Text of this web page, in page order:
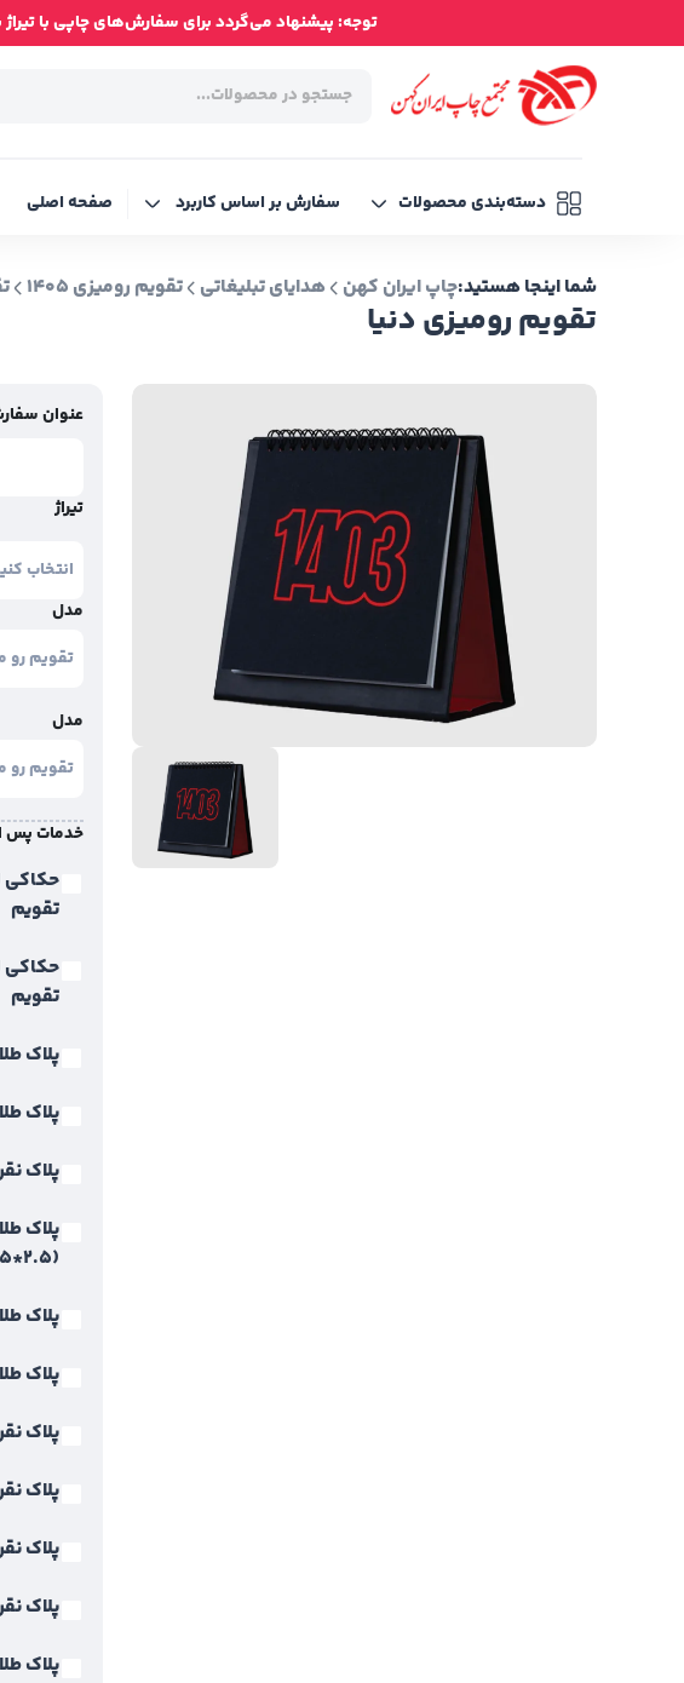
توجه: پیشنهاد می‌گردد برای سفارش‌های چاپی با تیراژ
دسته‌بندی محصولات سفارش بر اساس کاربرد صفحه اصلی
تقویم رومیزی دنیا
شما اینجا هستید:چاپ ایران کهن هدایای تبلیغاتی تقویم رومیزی 1405
عنوان
تیراژ
مدل
مدل
خدمات پس
حکاکی
تقویم
حکاکی
تقویم
پلاک
پلاک
پلاک
پلاک
(2.5*2.5)
پلاک
پلاک
پلاک
پلاک
پلاک
پلاک
پلاک